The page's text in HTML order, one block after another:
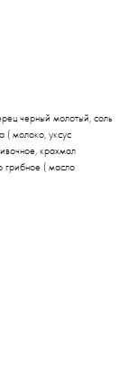
черный молотый, соль
( молоко, уксус
крахмал
грибное ( масло